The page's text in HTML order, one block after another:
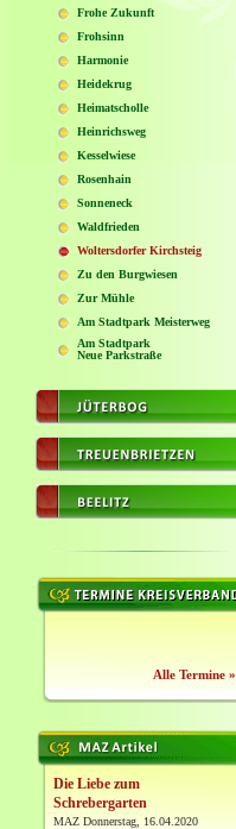
Frohe Zukunft
Frohsinn
Harmonie
Heidekrug
Heimatscholle
Heinrichsweg
Kesselwiese
Rosenhain
Sonneneck
Waldfrieden
Woltersdorfer Kirchsteig
Zu den Burgwiesen
Zur Mühle
Am Stadtpark Meisterweg
Am Stadtpark
Neue Parkstraße
Alle Termine »
Die Liebe zum
Schrebergarten
MAZ Donnerstag, 16.04.2020